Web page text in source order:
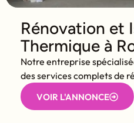
Rénovation et
Thermique à
Notre entreprise
des services complets de
VOIR L'ANNONCE